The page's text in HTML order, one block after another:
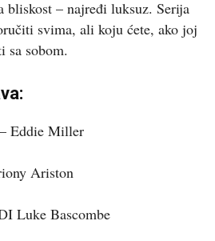
bliskost – najređi luksuz. Serija
svima, ali koju ćete, ako joj
sa sobom.
– Eddie Miller
Ariston
Luke Bascombe